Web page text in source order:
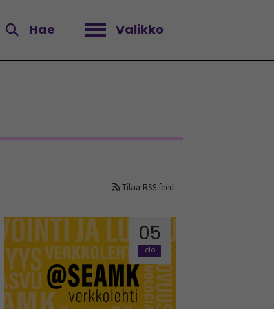
Hae Valikko
Avaa valikko
Tilaa RSS-feed
05
elo